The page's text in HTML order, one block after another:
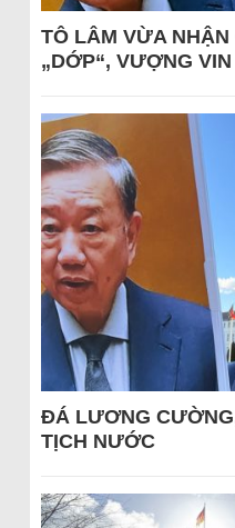
TÔ LÂM VỪA
„DỚP“, VƯỢNG
ĐÁ LƯƠNG
TỊCH NƯỚC